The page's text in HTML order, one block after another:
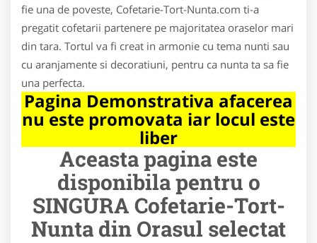
fie una de poveste, Cofetarie-Tort-Nunta.com ti-a
pregatit cofetarii partenere pe majoritatea oraselor mari
din tara. Tortul va fi creat in armonie cu tema nunti sau
cu aranjamente si decoratiuni, pentru ca nunta ta sa fie
una perfecta.
Pagina Demonstrativa afacerea
nu este promovata iar locul este
liber
Aceasta pagina este
disponibila pentru o
SINGURA Cofetarie-Tort-
Nunta din Orasul selectat